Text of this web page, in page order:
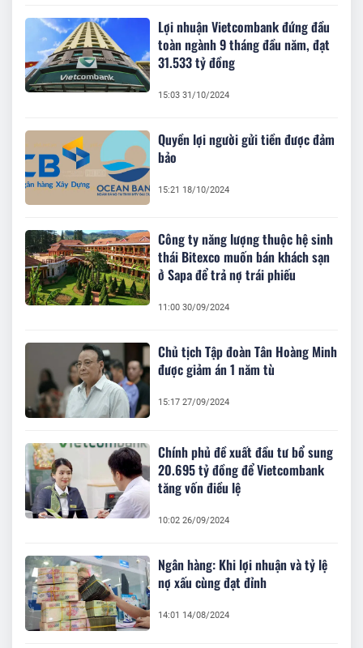
Lợi nhuận Vietcombank đứng đầu
toàn ngành 9 tháng đầu năm, đạt
31.533 tỷ đồng
15:03 31/10/2024
Quyền lợi người gửi tiền được đảm
bảo
15:21 18/10/2024
Công ty năng lượng thuộc hệ sinh
thái Bitexco muốn bán khách sạn
ở Sapa để trả nợ trái phiếu
11:00 30/09/2024
Chủ tịch Tập đoàn Tân Hoàng Minh
được giảm án 1 năm tù
15:17 27/09/2024
Chính phủ đề xuất đầu tư bổ sung
20.695 tỷ đồng để Vietcombank
tăng vốn điều lệ
10:02 26/09/2024
Ngân hàng: Khi lợi nhuận và tỷ lệ
nợ xấu cùng đạt đỉnh
14:01 14/08/2024